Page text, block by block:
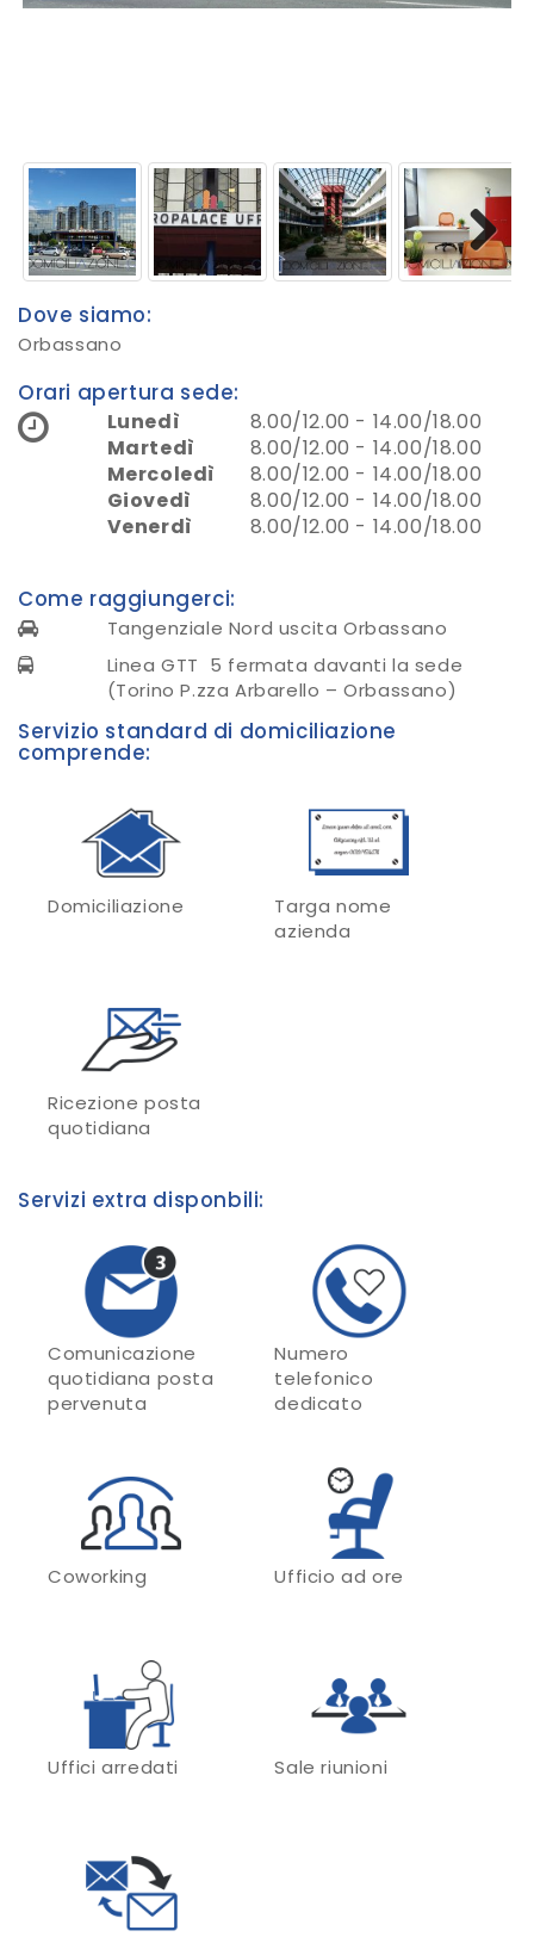
Next
Dove siamo:
Orbassano
Orari apertura sede:
Lunedì
8.00/12.00 - 14.00/18.00
Martedì
8.00/12.00 - 14.00/18.00
Mercoledì
8.00/12.00 - 14.00/18.00
Giovedì
8.00/12.00 - 14.00/18.00
Venerdì
8.00/12.00 - 14.00/18.00
Come raggiungerci:
Tangenziale Nord uscita Orbassano
Linea GTT 5 fermata davanti la sede
(Torino P.zza Arbarello – Orbassano)
Servizio standard di domiciliazione
comprende:
Domiciliazione
Targa nome
azienda
Ricezione posta
quotidiana
Servizi extra disponbili:
Comunicazione
quotidiana posta
pervenuta
Numero
telefonico
dedicato
Coworking Ufficio ad ore
Uffici arredati Sale riunioni